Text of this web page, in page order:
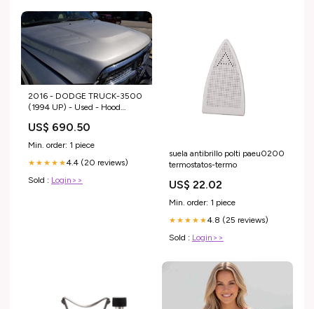
2016 - DODGE TRUCK-3500
(1994 UP) - Used - Hood
US$ 690.50
Min. order: 1 piece
★★★★★4.4 (20 reviews)
Sold : Login>>
suela antibrillo polti paeu0200
termostatos-termo
US$ 22.02
Min. order: 1 piece
★★★★★4.8 (25 reviews)
Sold : Login>>